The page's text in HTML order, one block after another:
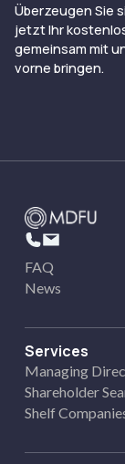
Überzeugen Sie
jetzt Ihr
gemeinsam mit
vorne bringen.
FAQ
News
Services
Managing
Shareholder
Shelf